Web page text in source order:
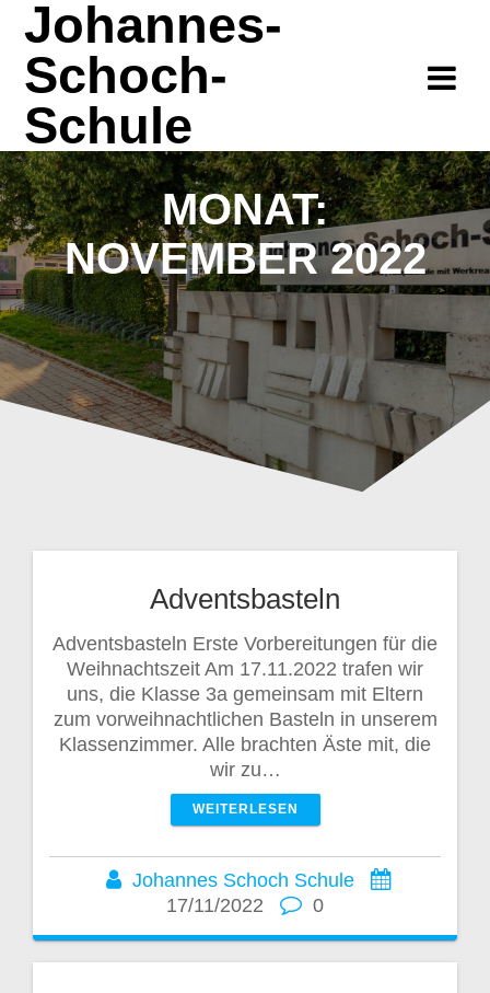
Zum
Inhalt
Johannes-
Schoch-
Schule
MONAT:
NOVEMBER 2022
Adventsbasteln
Adventsbasteln Erste Vorbereitungen für die
Weihnachtszeit Am 17.11.2022 trafen wir
uns, die Klasse 3a gemeinsam mit Eltern
zum vorweihnachtlichen Basteln in unserem
Klassenzimmer. Alle brachten Äste mit, die
wir zu…
WEITERLESEN
Johannes Schoch Schule
17/11/2022
0